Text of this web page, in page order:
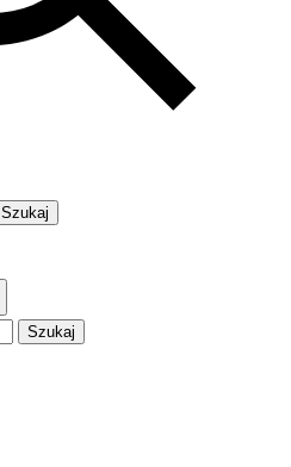
Szukaj
Szukaj